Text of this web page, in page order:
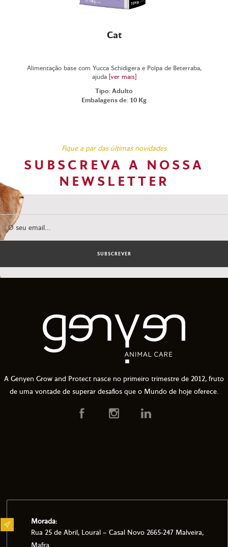
Cat
Alimentação base com Yucca Schidigera e Polpa de Beterraba,
ajuda [ver mais]
Tipo: Adulto
Embalagens de: 10 Kg
Fique a par das últimas novidades
SUBSCREVA A NOSSA
NEWSLETTER
SUBSCREVER
A Genyen Grow and Protect nasce no primeiro trimestre de 2012, fruto
de uma vontade de superar desafios que o Mundo de hoje oferece.
Morada:
Rua 25 de Abril, Loural – Casal Novo 2665-247 Malveira,
Mafra